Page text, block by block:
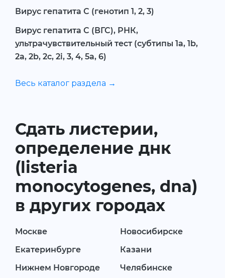
Вирус гепатита С (генотип 1, 2, 3)
Вирус гепатита С (ВГС), РНК,
ультрачувствительный тест (субтипы 1a, 1b,
2a, 2b, 2c, 2i, 3, 4, 5a, 6)
Весь каталог раздела →
Сдать листерии,
определение днк
(listeria
monocytogenes, dna)
в других городах
Москве
Новосибирске
Екатеринбурге
Казани
Нижнем Новгороде
Челябинске